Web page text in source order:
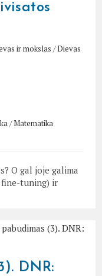
ir mokslas /Dievas
/Matematika
O gal joje galima
tuning) ir
DNR: